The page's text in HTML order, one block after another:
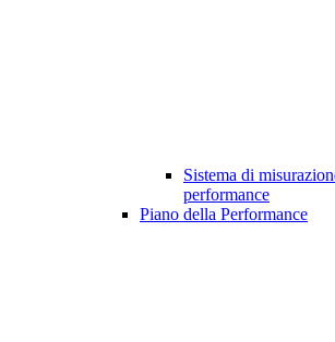
Sistema di
performance
Piano della Performance